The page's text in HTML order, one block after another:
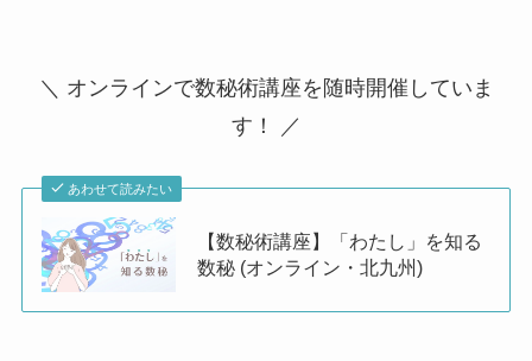
＼ オンラインで数秘術講座を随時開催していま
す！ ／
あわせて読みたい
【数秘術講座】「わたし」を知る
数秘 (オンライン・北九州)